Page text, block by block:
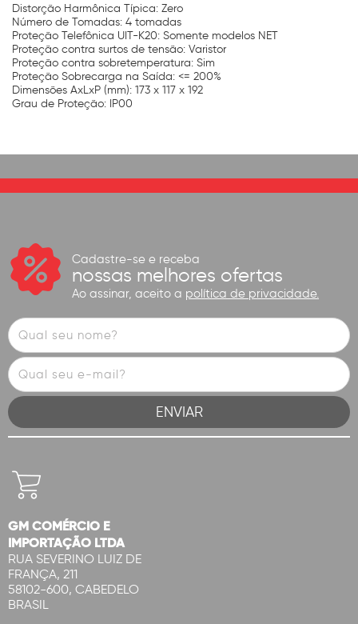
Distorção Harmônica Típica: Zero
Número de Tomadas: 4 tomadas
Proteção Telefônica UIT-K20: Somente modelos NET
Proteção contra surtos de tensão: Varistor
Proteção contra sobretemperatura: Sim
Proteção Sobrecarga na Saída: <= 200%
Dimensões AxLxP (mm): 173 x 117 x 192
Grau de Proteção: IP00
Cadastre-se e receba
nossas melhores ofertas
Ao assinar, aceito a política de privacidade.
GM COMÉRCIO E
IMPORTAÇÃO LTDA
RUA SEVERINO LUIZ DE
FRANÇA, 211
58102-600, CABEDELO
BRASIL